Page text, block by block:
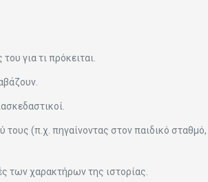
για τι πρόκειται.
(π.χ. πηγαίνοντας στον παιδικό
των χαρακτήρων της ιστορίας.